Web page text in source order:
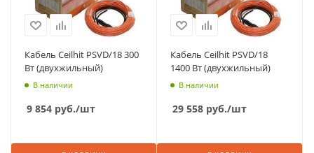
Кабель Ceilhit PSVD/18 300
Вт (двухжильный)
В наличии
9 854 руб./шт
Кабель Ceilhit PSVD/18
1400 Вт (двухжильный)
В наличии
29 558 руб./шт